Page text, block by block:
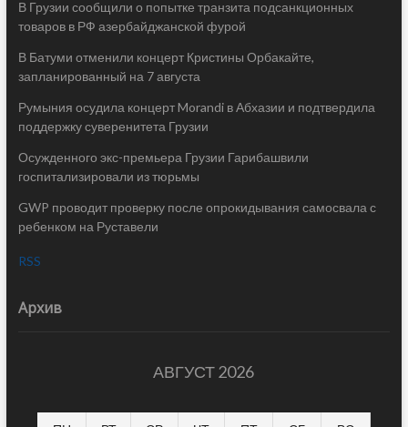
В Грузии сообщили о попытке транзита подсанкционных
товаров в РФ азербайджанской фурой
В Батуми отменили концерт Кристины Орбакайте,
запланированный на 7 августа
Румыния осудила концерт Morandi в Абхазии и подтвердила
поддержку суверенитета Грузии
Осужденного экс-премьера Грузии Гарибашвили
госпитализировали из тюрьмы
GWP проводит проверку после опрокидывания самосвала с
ребенком на Руставели
RSS
Архив
АВГУСТ 2026